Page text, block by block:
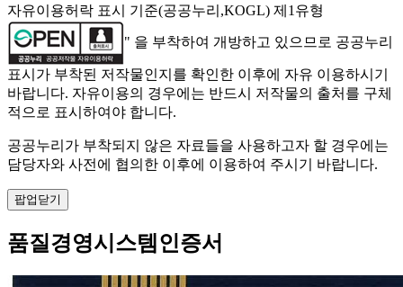
자유이용허락 표시 기준(공공누리,KOGL) 제1유형
" 을 부착하여 개방하고 있으므로 공공누리
표시가 부착된 저작물인지를 확인한 이후에 자유 이용하시기
바랍니다. 자유이용의 경우에는 반드시 저작물의 출처를 구체
적으로 표시하여야 합니다.
공공누리가 부착되지 않은 자료들을 사용하고자 할 경우에는
담당자와 사전에 협의한 이후에 이용하여 주시기 바랍니다.
팝업닫기
품질경영시스템인증서